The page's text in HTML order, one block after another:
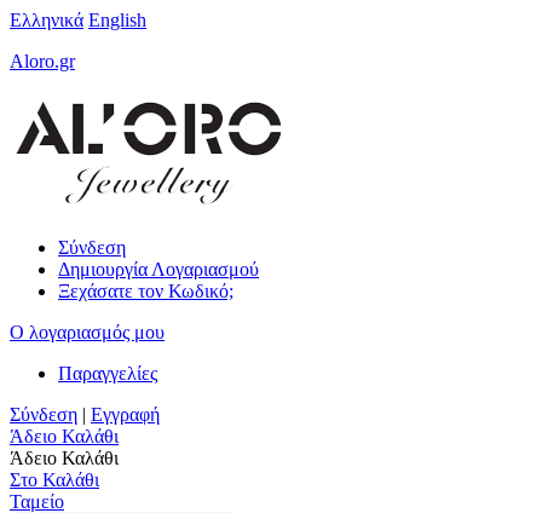
Ελληνικά English
Aloro.gr
Σύνδεση
Δημιουργία Λογαριασμού
Ξεχάσατε τον Κωδικό;
Ο λογαριασμός μου
Παραγγελίες
Σύνδεση | Εγγραφή
Άδειο Καλάθι
Άδειο Καλάθι
Στο Καλάθι
Ταμείο